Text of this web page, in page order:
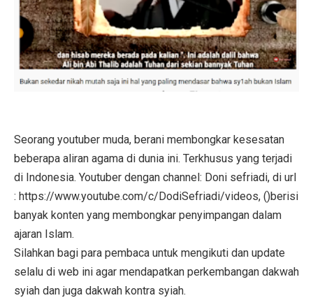
Seorang youtuber muda, berani membongkar kesesatan
beberapa aliran agama di dunia ini. Terkhusus yang terjadi
di Indonesia. Youtuber dengan channel: Doni sefriadi, di url
: https://www.youtube.com/c/DodiSefriadi/videos, ()berisi
banyak konten yang membongkar penyimpangan dalam
ajaran Islam.
Silahkan bagi para pembaca untuk mengikuti dan update
selalu di web ini agar mendapatkan perkembangan dakwah
syiah dan juga dakwah kontra syiah.